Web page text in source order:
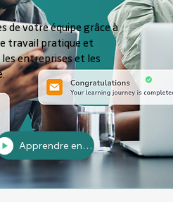
de votre équipe grâce à
travail pratique et
entreprises et les
Apprendre encore plus